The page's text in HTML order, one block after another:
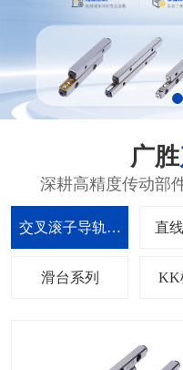
广胜
深耕高精度传动部
交叉滚子导轨系
列
直
滑台系列 KK